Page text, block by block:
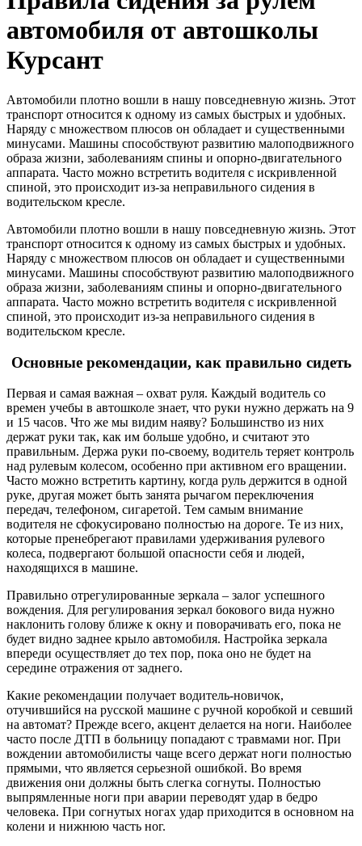
автомобиля от автошколы
Курсант
Автомобили плотно вошли в нашу повседневную жизнь. Этот
транспорт относится к одному из самых быстрых и удобных.
Наряду с множеством плюсов он обладает и существенными
минусами. Машины способствуют развитию малоподвижного
образа жизни, заболеваниям спины и опорно-двигательного
аппарата. Часто можно встретить водителя с искривленной
спиной, это происходит из-за неправильного сидения в
водительском кресле.
Автомобили плотно вошли в нашу повседневную жизнь. Этот
транспорт относится к одному из самых быстрых и удобных.
Наряду с множеством плюсов он обладает и существенными
минусами. Машины способствуют развитию малоподвижного
образа жизни, заболеваниям спины и опорно-двигательного
аппарата. Часто можно встретить водителя с искривленной
спиной, это происходит из-за неправильного сидения в
водительском кресле.
Основные рекомендации, как правильно сидеть
Первая и самая важная – охват руля. Каждый водитель со
времен учебы в автошколе знает, что руки нужно держать на 9
и 15 часов. Что же мы видим наяву? Большинство из них
держат руки так, как им больше удобно, и считают это
правильным. Держа руки по-своему, водитель теряет контроль
над рулевым колесом, особенно при активном его вращении.
Часто можно встретить картину, когда руль держится в одной
руке, другая может быть занята рычагом переключения
передач, телефоном, сигаретой. Тем самым внимание
водителя не сфокусировано полностью на дороге. Те из них,
которые пренебрегают правилами удерживания рулевого
колеса, подвергают большой опасности себя и людей,
находящихся в машине.
Правильно отрегулированные зеркала – залог успешного
вождения. Для регулирования зеркал бокового вида нужно
наклонить голову ближе к окну и поворачивать его, пока не
будет видно заднее крыло автомобиля. Настройка зеркала
впереди осуществляет до тех пор, пока оно не будет на
середине отражения от заднего.
Какие рекомендации получает водитель-новичок,
отучившийся на русской машине с ручной коробкой и севший
на автомат? Прежде всего, акцент делается на ноги. Наиболее
часто после ДТП в больницу попадают с травмами ног. При
вождении автомобилисты чаще всего держат ноги полностью
прямыми, что является серьезной ошибкой. Во время
движения они должны быть слегка согнуты. Полностью
выпрямленные ноги при аварии переводят удар в бедро
человека. При согнутых ногах удар приходится в основном на
колени и нижнюю часть ног.